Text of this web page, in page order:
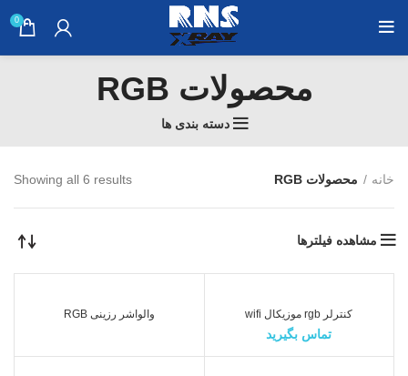
0
محصولات RGB
دسته بندی ها
خانه محصولات RGB Showing all 6 results
مشاهده فیلترها
کنترلر rgb موزیکال wifi
تماس بگیرید
والواشر رزینی RGB